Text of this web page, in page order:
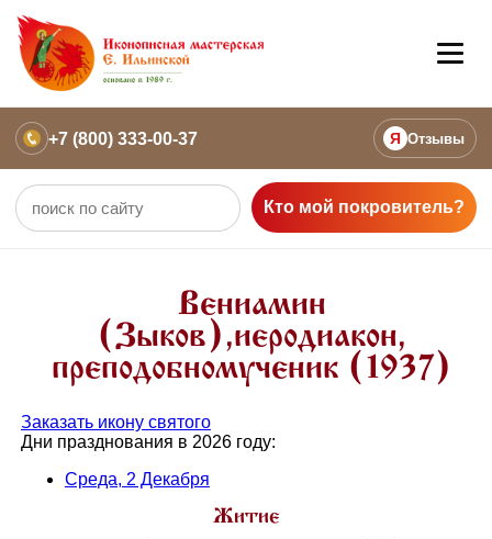
+7 (800) 333-00-37 Я Отзывы
Кто мой покровитель?
Вениамин
(Зыков),иеродиакон,
преподобномученик (1937)
Заказать икону святого
Дни празднования в 2026 году:
Среда, 2 Декабря
Житие